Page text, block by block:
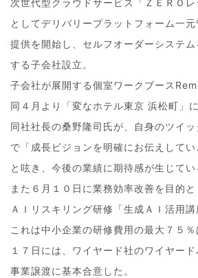
としてデリバリープラットフォーム一
提供を開始し、セルフオーダーシステム
する子会社設立。
子会社が展開する個室ワークブース
同４月より「変なホテル東京 浜松町」
同社社長の桑野隆司氏が、自身のツイッ
で「成長ビジョンを明確にお伝えしてい
と呟き、今後の業績に期待感が生じてい
また６月１０日に業務効率改善を目的と
ＡＩリスキリング研修「生成ＡＩ活用講
これは中小企業の研修費用の最大７５％
１７日には、ワイヤード社のワイヤード
事業譲渡に基本合意した。